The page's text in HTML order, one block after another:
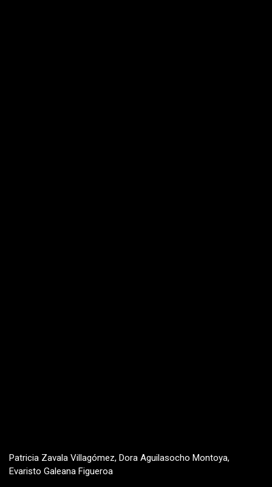
Patricia Zavala Villagómez, Dora Aguilasocho Montoya,
Evaristo Galeana Figueroa